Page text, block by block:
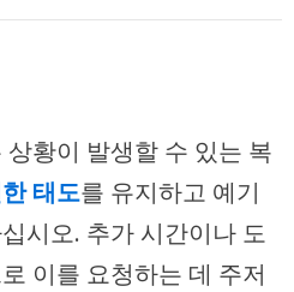
황이 발생할 수 있는 복
태도를 유지하고 예기
시오. 추가 시간이나 도
이를 요청하는 데 주저